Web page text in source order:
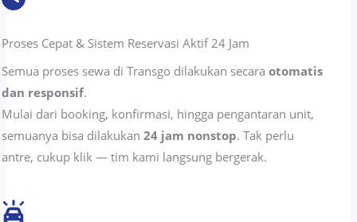
Proses Cepat & Sistem Reservasi Aktif 24 Jam
Semua proses sewa di Transgo dilakukan secaraotomatis
dan responsif.
Mulai dari booking, konfirmasi, hingga pengantaran unit,
semuanya bisa dilakukan24 jam nonstop. Tak perlu
antre, cukup klik — tim kami langsung bergerak.